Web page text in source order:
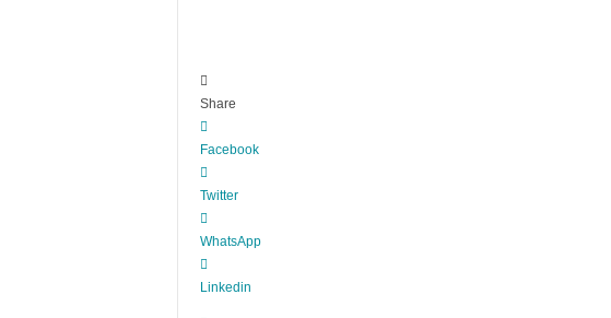
Share
Facebook
Twitter
WhatsApp
Linkedin